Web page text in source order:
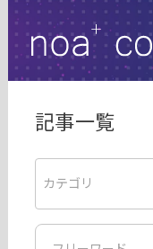
個人情報取扱い同意書
記事一覧
カテゴリ